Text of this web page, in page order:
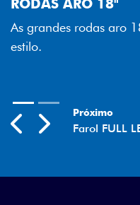
melhor
economia para